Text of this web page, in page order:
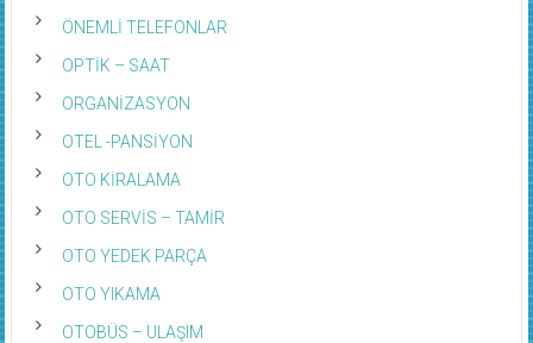
ÖNEMLİ TELEFONLAR
OPTİK – SAAT
ORGANİZASYON
OTEL -PANSİYON
OTO KİRALAMA
OTO SERVİS – TAMİR
OTO YEDEK PARÇA
OTO YIKAMA
OTOBÜS – ULAŞIM